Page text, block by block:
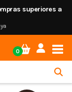
superiores a
0